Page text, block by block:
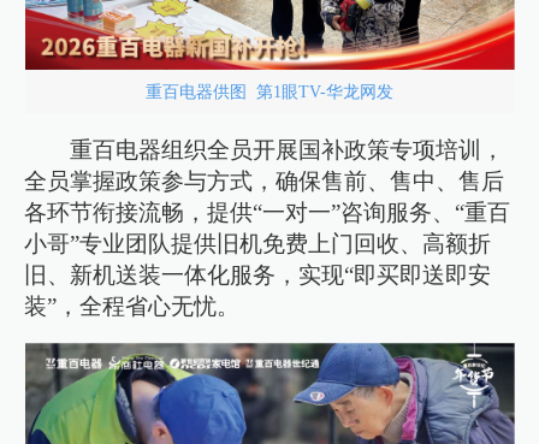
重百电器供图 第1眼TV-华龙网发
重百电器组织全员开展国补政策专项培训，
全员掌握政策参与方式，确保售前、售中、售后
各环节衔接流畅，提供“一对一”咨询服务、“重百
小哥”专业团队提供旧机免费上门回收、高额折
旧、新机送装一体化服务，实现“即买即送即安
装”，全程省心无忧。